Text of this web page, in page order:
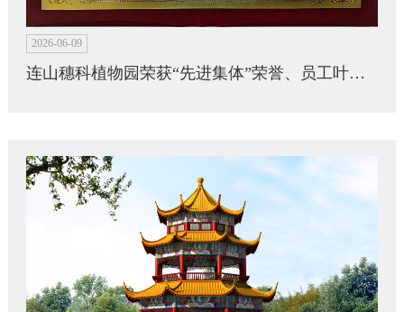
2026-06-09
连山穗科植物园荣获“先进集体”荣誉、员工叶治洪获“先进个人”称号